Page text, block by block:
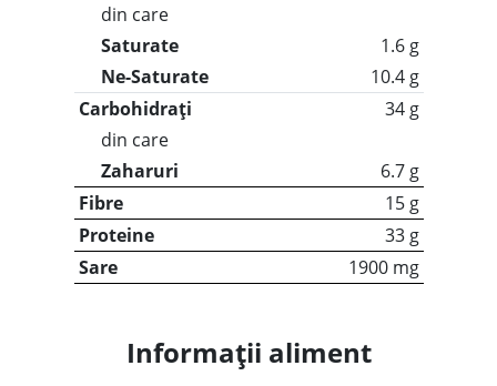
din care
Saturate
1.6 g
Ne-Saturate
10.4 g
Carbohidrați
34 g
din care
Zaharuri
6.7 g
Fibre
15 g
Proteine
33 g
Sare
1900 mg
Informații aliment